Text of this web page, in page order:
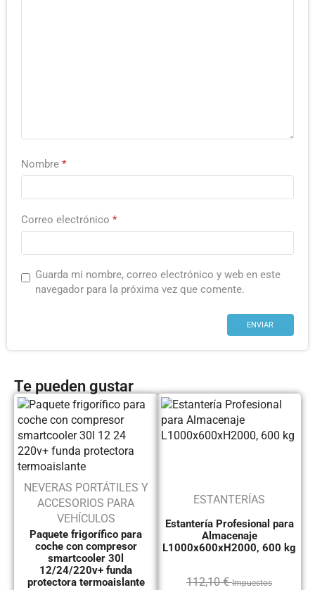
Nombre *
Correo electrónico *
Guarda mi nombre, correo electrónico y web en este
navegador para la próxima vez que comente.
Te pueden gustar
NEVERAS PORTÁTILES Y
ACCESORIOS PARA
VEHÍCULOS
Paquete frigorífico para
coche con compresor
smartcooler 30l
12/24/220v+ funda
protectora termoaislante
ESTANTERÍAS
Estantería Profesional para
Almacenaje
L1000x600xH2000, 600 kg
112,10€ Impuestos